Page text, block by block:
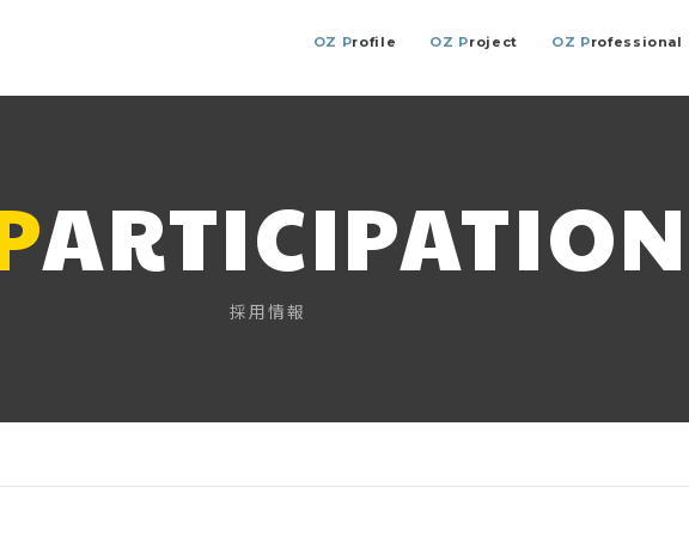
OZ Profile OZ Project OZ Professional
ARTICIPATION
採用情報